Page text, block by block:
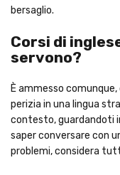
bersaglio.
Corsi di
servono?
È ammesso
perizia in una lingua
contesto, guardandoti
saper conversare con
problemi, considera